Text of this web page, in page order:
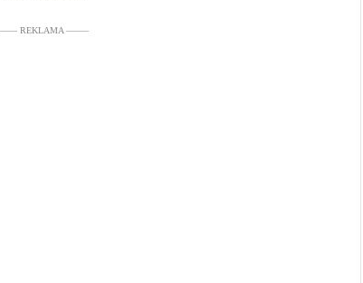
REKLAMA –––––